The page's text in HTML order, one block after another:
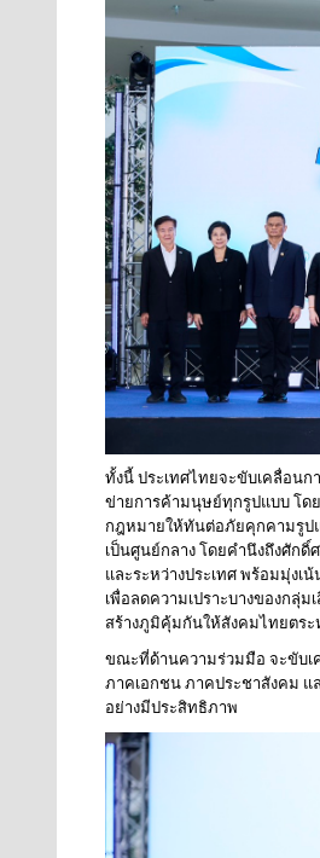
ทั้งนี้ ประเทศไทยจะขับเคลื่อน
ข่ายการค้ามนุษย์ทุกรูปแบบ โด
กฎหมายให้ทันต่อภัยคุกคามรูป
เป็นศูนย์กลาง โดยคำนึงถึงศัก
และระหว่างประเทศ พร้อมมุ่ง
เพื่อลดความเปราะบางของกลุ่
สร้างภูมิคุ้มกันให้สังคมไทยตร
ขณะที่ด้านความร่วมมือ จะขับเค
ภาคเอกชน ภาคประชาสังคม แ
อย่างมีประสิทธิภาพ